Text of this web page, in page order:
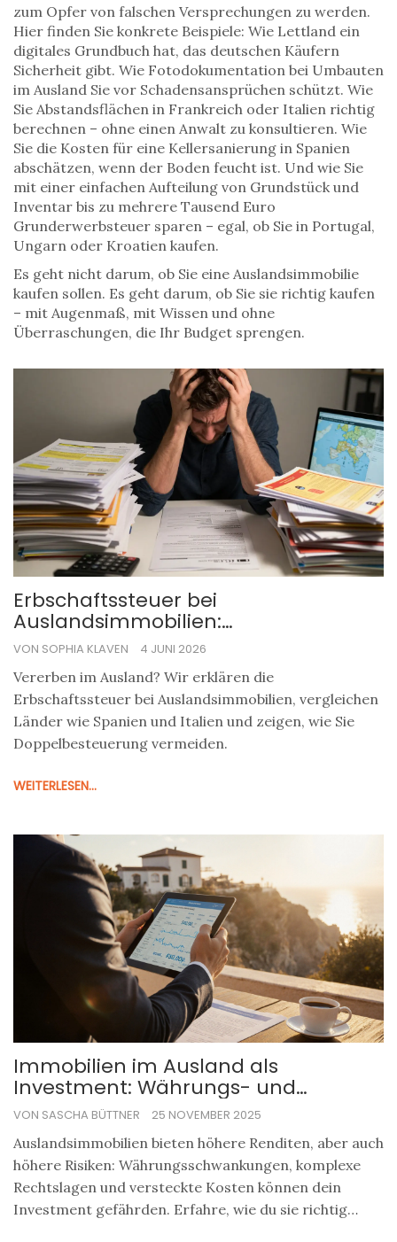
zum Opfer von falschen Versprechungen zu werden.
Hier finden Sie konkrete Beispiele: Wie Lettland ein
digitales Grundbuch hat, das deutschen Käufern
Sicherheit gibt. Wie Fotodokumentation bei Umbauten
im Ausland Sie vor Schadensansprüchen schützt. Wie
Sie Abstandsflächen in Frankreich oder Italien richtig
berechnen – ohne einen Anwalt zu konsultieren. Wie
Sie die Kosten für eine Kellersanierung in Spanien
abschätzen, wenn der Boden feucht ist. Und wie Sie
mit einer einfachen Aufteilung von Grundstück und
Inventar bis zu mehrere Tausend Euro
Grunderwerbsteuer sparen – egal, ob Sie in Portugal,
Ungarn oder Kroatien kaufen.
Es geht nicht darum, ob Sie eine Auslandsimmobilie
kaufen sollen. Es geht darum, ob Sie sie richtig kaufen
– mit Augenmaß, mit Wissen und ohne
Überraschungen, die Ihr Budget sprengen.
Erbschaftssteuer bei
Auslandsimmobilien:
Länderüberblick & Praxisratgeber
VON SOPHIA KLAVEN 4 JUNI 2026
Vererben im Ausland? Wir erklären die
Erbschaftssteuer bei Auslandsimmobilien, vergleichen
Länder wie Spanien und Italien und zeigen, wie Sie
Doppelbesteuerung vermeiden.
WEITERLESEN...
Immobilien im Ausland als
Investment: Währungs- und
Rechtsrisiken verstehen
VON SASCHA BÜTTNER 25 NOVEMBER 2025
Auslandsimmobilien bieten höhere Renditen, aber auch
höhere Risiken: Währungsschwankungen, komplexe
Rechtslagen und versteckte Kosten können dein
Investment gefährden. Erfahre, wie du sie richtig